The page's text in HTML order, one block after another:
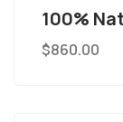
100%
$860.00